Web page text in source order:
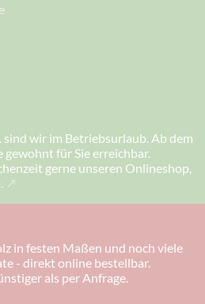
sind wir im Betriebsurlaub. Ab dem
gewohnt für Sie erreichbar.
gerne unseren Onlineshop,
in festen Maßen und noch viele
- direkt online bestellbar.
als per Anfrage.